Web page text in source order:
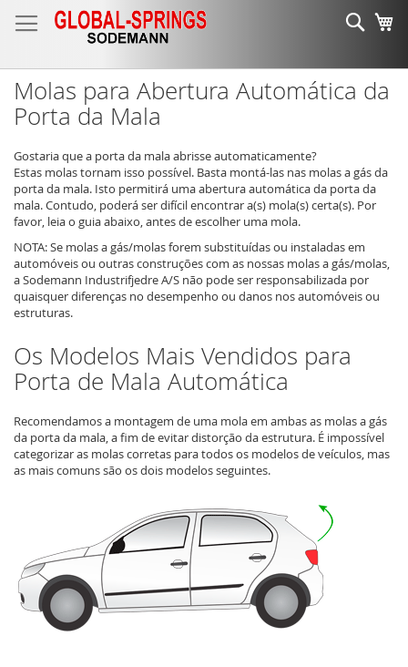
para
Molas para Abertura Automática da
Porta da Mala
Gostaria que a porta da mala abrisse automaticamente?
Estas molas tornam isso possível. Basta montá-las nas molas a gás da
porta da mala. Isto permitirá uma abertura automática da porta da
mala. Contudo, poderá ser difícil encontrar a(s) mola(s) certa(s). Por
favor, leia o guia abaixo, antes de escolher uma mola.
NOTA: Se molas a gás/molas forem substituídas ou instaladas em
automóveis ou outras construções com as nossas molas a gás/molas,
a Sodemann Industrifjedre A/S não pode ser responsabilizada por
quaisquer diferenças no desempenho ou danos nos automóveis ou
estruturas.
Os Modelos Mais Vendidos para
Porta de Mala Automática
Recomendamos a montagem de uma mola em ambas as molas a gás
da porta da mala, a fim de evitar distorção da estrutura. É impossível
categorizar as molas corretas para todos os modelos de veículos, mas
as mais comuns são os dois modelos seguintes.